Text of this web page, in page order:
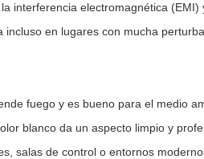
interferencia electromagnética (EMI)
en lugares con mucha
fuego y es bueno para el medio
blanco da un aspecto limpio y
salas de control o entornos